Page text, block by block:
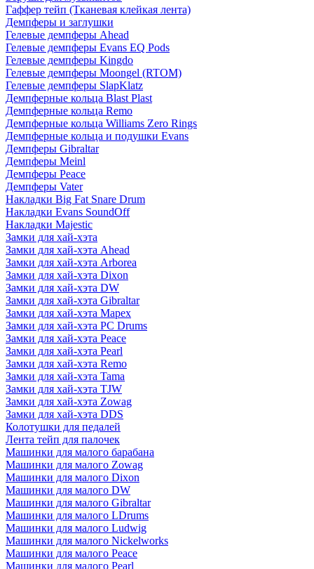
Гаффер тейп (Тканевая клейкая лента)
Демпферы и заглушки
Гелевые демпферы Ahead
Гелевые демпферы Evans EQ Pods
Гелевые демпферы Kingdo
Гелевые демпферы Moongel (RTOM)
Гелевые демпферы SlapKlatz
Демпферные кольца Blast Plast
Демпферные кольца Remo
Демпферные кольца Williams Zero Rings
Демпферные кольца и подушки Evans
Демпферы Gibraltar
Демпферы Meinl
Демпферы Peace
Демпферы Vater
Накладки Big Fat Snare Drum
Накладки Evans SoundOff
Накладки Majestic
Замки для хай-хэта
Замки для хай-хэта Ahead
Замки для хай-хэта Arborea
Замки для хай-хэта Dixon
Замки для хай-хэта DW
Замки для хай-хэта Gibraltar
Замки для хай-хэта Mapex
Замки для хай-хэта PC Drums
Замки для хай-хэта Peace
Замки для хай-хэта Pearl
Замки для хай-хэта Remo
Замки для хай-хэта Tama
Замки для хай-хэта TJW
Замки для хай-хэта Zowag
Замки для хай-хэта DDS
Колотушки для педалей
Лента тейп для палочек
Машинки для малого барабана
Машинки для малого Zowag
Машинки для малого Dixon
Машинки для малого DW
Машинки для малого Gibraltar
Машинки для малого LDrums
Машинки для малого Ludwig
Машинки для малого Nickelworks
Машинки для малого Peace
Машинки для малого Pearl